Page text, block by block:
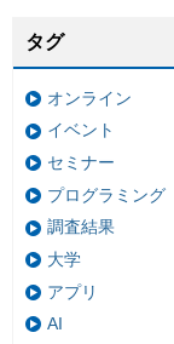
タグ
オンライン
イベント
セミナー
プログラミング
調査結果
大学
アプリ
AI